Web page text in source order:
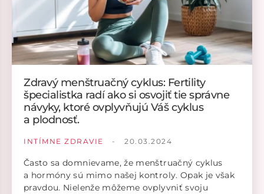
Zdravý menštruačný cyklus: Fertility
špecialistka radí ako si osvojiť tie správne
návyky, ktoré ovplyvňujú Váš cyklus
a plodnosť.
INTÍMNE ZDRAVIE - 20.03.2024
Často sa domnievame, že menštruačný cyklus
a hormóny sú mimo našej kontroly. Opak je však
pravdou. Nielenže môžeme ovplyvniť svoju